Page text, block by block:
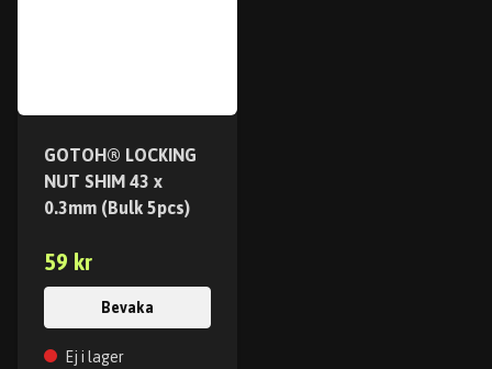
GOTOH® LOCKING
NUT SHIM 43 x
0.3mm (Bulk 5pcs)
59 kr
Bevaka
Ej i lager